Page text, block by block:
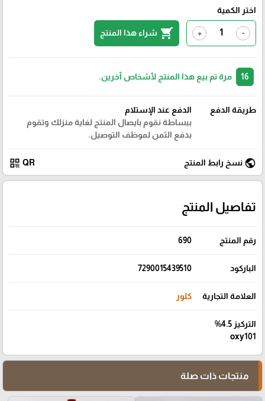
اختر الكمية
-
+
shopping_cart شراء هذا المنتج
مرة تم بيع هذا المنتج لأشخاص آخرين.
طريقة الدفع
الدفع عند الإستلام
ببساطة نقوم بايصال المنتج لغاية منزلك وتقوم
بدفع الثمن لموظف التوصيل.
public نسخ رابط المنتج QR
qr_code
تفاصيل المنتج
رقم المنتج 690
الباركود 7290015439510
العلامة التجارية كلور
التركيز 4.5%
oxy101
منتجات ذات صلة